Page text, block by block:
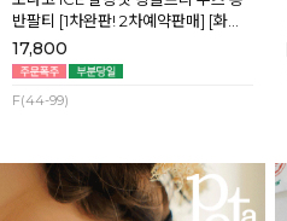
반팔티 [1차완판! 2차예약판매] [화이
트] 8월첫째주 순차배송
17,800
F(44-99)